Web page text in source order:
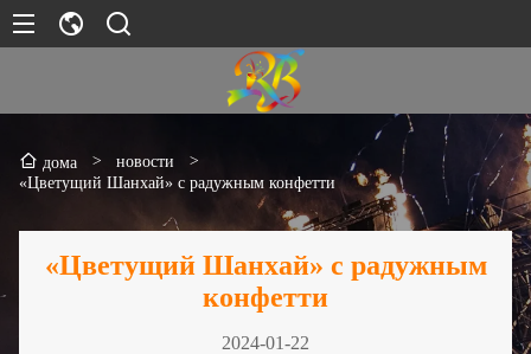
дома > новости
>
«Цветущий Шанхай» с радужным конфетти
«Цветущий Шанхай» с радужным
конфетти
2024-01-22